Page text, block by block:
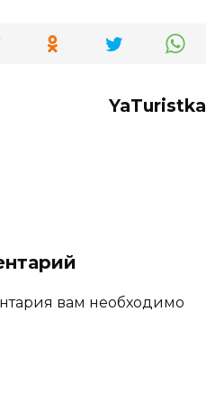
YaTuristka
вам необходимо